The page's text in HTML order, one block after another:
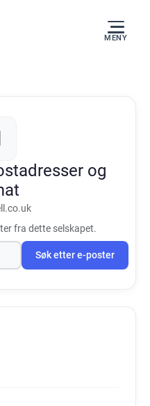
MENY
og
fra dette selskapet.
Søk etter e-poster